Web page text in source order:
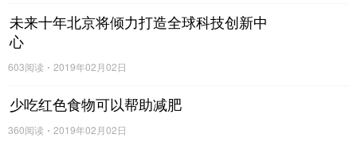
未来十年北京将倾力打造全球科技创新中
心
603阅读 2019年02月02日
少吃红色食物可以帮助减肥
360阅读 2019年02月02日